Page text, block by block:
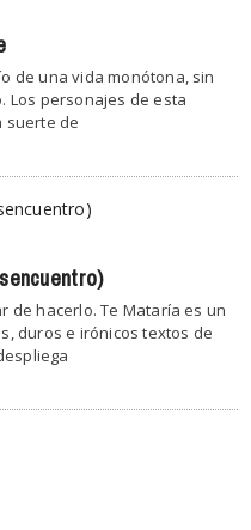
de una vida monótona, sin
Los personajes de esta
suerte de
de hacerlo. Te Mataría es un
duros e irónicos textos de